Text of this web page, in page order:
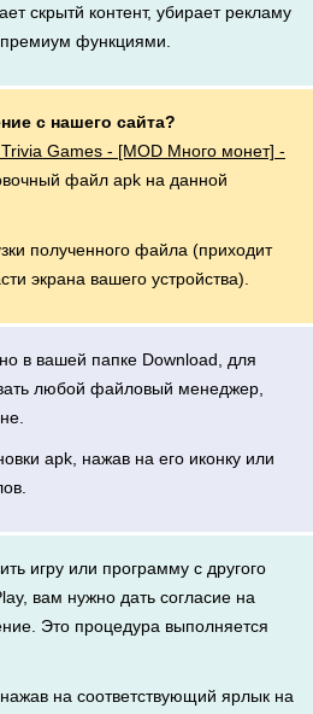
скрытй контент, убирает рекламу
премиум функциями.
с нашего сайта?
Games - [MOD Много монет] -
файл apk на данной
полученного файла (приходит
экрана вашего устройства).
в вашей папке Download, для
любой файловый менеджер,
apk, нажав на его иконку или
игру или программу с другого
вам нужно дать согласие на
Это процедура выполняется
на соответствующий ярлык на